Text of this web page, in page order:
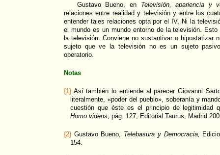
Gustavo Bueno, en Televisión, apariencia y
relaciones entre realidad y televisión y entre los
entender tales relaciones opta por el IV, Ni la
el mundo es un mundo entorno de la televisión.
la televisión. Conviene no sustantivar o hipostatizar
sujeto que ve la televisión no es un sujeto
operatorio.
Notas
{1} Así también lo entiende al parecer Giovanni
literalmente, «poder del pueblo», soberanía y
cuestión que éste es el principio de legitimidad
Homo videns, pág. 127, Editorial Taurus, Madrid
{2} Gustavo Bueno, Telebasura y Democracia,
154.